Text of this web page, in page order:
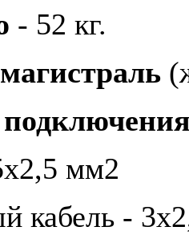
- 52 кг.
мм2
кабель -